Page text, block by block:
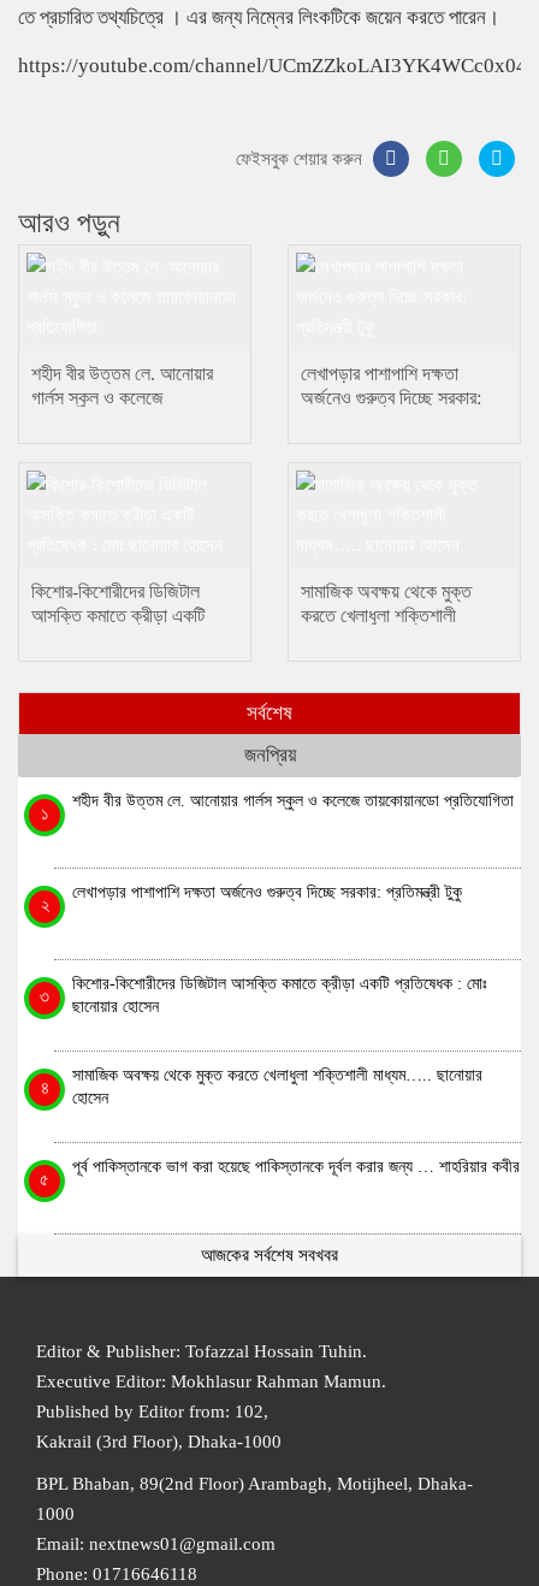
তে প্রচারিত তথ্যচিত্রে । এর জন্য নিম্নের লিংকটিকে জয়েন করতে পারেন।
https://youtube.com/channel/
ফেইসবুক শেয়ার করুন
আরও পড়ুন
শহীদ বীর উত্তম লে. আনোয়ার
গার্লস স্কুল ও কলেজে
লেখাপড়ার পাশাপাশি দক্ষতা
অর্জনেও গুরুত্ব দিচ্ছে সরকার:
কিশোর-কিশোরীদের ডিজিটাল
আসক্তি কমাতে ক্রীড়া একটি
সামাজিক অবক্ষয় থেকে মুক্ত
করতে খেলাধুলা শক্তিশালী
সর্বশেষ
জনপ্রিয়
১
শহীদ বীর উত্তম লে. আনোয়ার গার্লস স্কুল ও কলেজে তায়কোয়ানডো প্রতিযোগিতা
২
লেখাপড়ার পাশাপাশি দক্ষতা অর্জনেও গুরুত্ব দিচ্ছে সরকার: প্রতিমন্ত্রী টুকু
৩
কিশোর-কিশোরীদের ডিজিটাল আসক্তি কমাতে ক্রীড়া একটি প্রতিষেধক : মোঃ
ছানোয়ার হোসেন
৪
সামাজিক অবক্ষয় থেকে মুক্ত করতে খেলাধুলা শক্তিশালী মাধ্যম….. ছানোয়ার
হোসেন
৫
পূর্ব পাকিস্তানকে ভাগ করা হয়েছে পাকিস্তানকে দূর্বল করার জন্য … শাহরিয়ার কবীর
আজকের সর্বশেষ সবখবর
Editor & Publisher: Tofazzal Hossain Tuhin.
Executive Editor: Mokhlasur Rahman Mamun.
Published by Editor from: 102,
Kakrail (3rd Floor), Dhaka-1000
BPL Bhaban, 89(2nd Floor) Arambagh, Motijheel, Dhaka-
1000
Email: nextnews01@gmail.com
Phone: 01716646118